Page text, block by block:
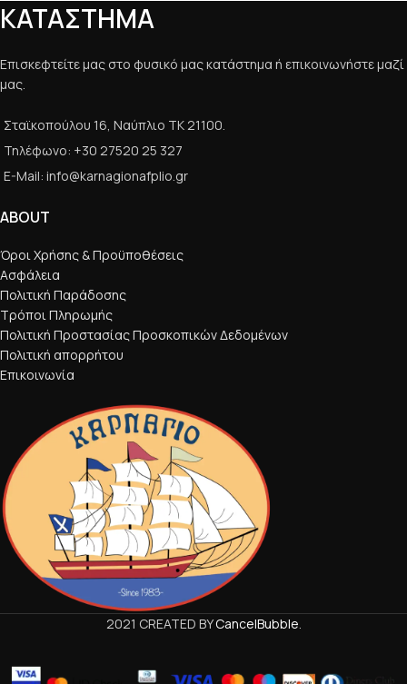
ΚΑΤΑΣΤΗΜΑ
Επισκεφτείτε μας στο φυσικό μας κατάστημα ή επικοινωνήστε μαζί
μας.
Σταϊκοπούλου 16, Ναύπλιο ΤΚ 21100.
Τηλέφωνο: +30 27520 25 327
E-Mail: info@karnagionafplio.gr
ABOUT
Όροι Χρήσης & Προϋποθέσεις
Ασφάλεια
Πολιτική Παράδοσης
Τρόποι Πληρωμής
Πολιτική Προστασίας Προσκοπικών Δεδομένων
Πολιτική απορρήτου
Επικοινωνία
2021 CREATED BYCancelBubble.